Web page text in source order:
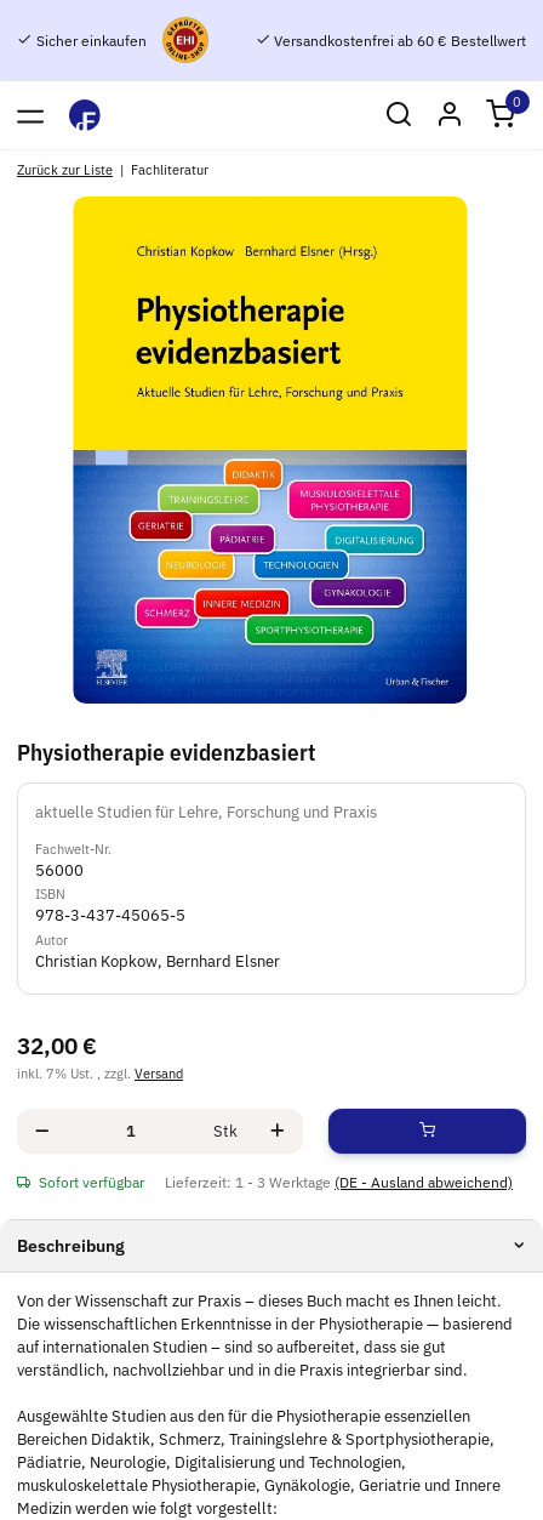
Sicher einkaufen Versandkostenfrei ab 60 € Bestellwert
0
Zurück zur Liste Fachliteratur
Physiotherapie evidenzbasiert
aktuelle Studien für Lehre, Forschung und Praxis
Fachwelt-Nr.
56000
ISBN
978-3-437-45065-5
Autor
Christian Kopkow, Bernhard Elsner
32,00 €
inkl. 7% Ust. , zzgl. Versand
Stk
Sofort verfügbar Lieferzeit: 1 - 3 Werktage (DE - Ausland abweichend)
Beschreibung
Von der Wissenschaft zur Praxis – dieses Buch macht es Ihnen leicht.
Die wissenschaftlichen Erkenntnisse in der Physiotherapie — basierend
auf internationalen Studien – sind so aufbereitet, dass sie gut
verständlich, nachvollziehbar und in die Praxis integrierbar sind.
Ausgewählte Studien aus den für die Physiotherapie essenziellen
Bereichen Didaktik, Schmerz, Trainingslehre & Sportphysiotherapie,
Pädiatrie, Neurologie, Digitalisierung und Technologien,
muskuloskelettale Physiotherapie, Gynäkologie, Geriatrie und Innere
Medizin werden wie folgt vorgestellt: